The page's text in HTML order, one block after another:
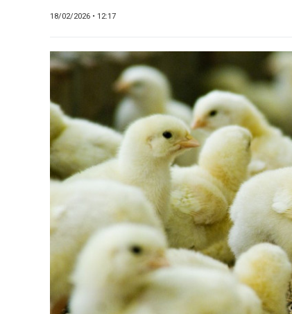
EVENTOS Y
CAPACITACIONES
CALENDARIO
MEDIA KIT
SERVICIOS
CONTÁCTENOS
18/02/2026 • 12:17